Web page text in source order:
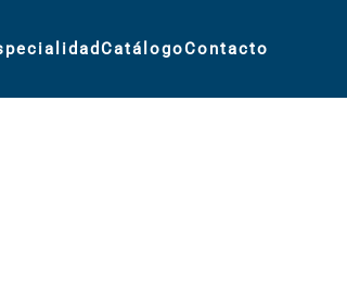
CatálogoContacto